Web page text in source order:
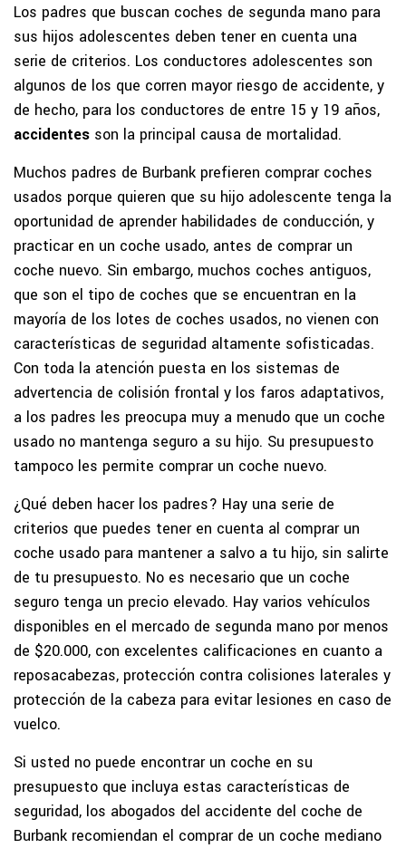
Los padres que buscan coches de segunda mano para
sus hijos adolescentes deben tener en cuenta una
serie de criterios. Los conductores adolescentes son
algunos de los que corren mayor riesgo de accidente, y
de hecho, para los conductores de entre 15 y 19 años,
accidentes son la principal causa de mortalidad.
Muchos padres de Burbank prefieren comprar coches
usados porque quieren que su hijo adolescente tenga la
oportunidad de aprender habilidades de conducción, y
practicar en un coche usado, antes de comprar un
coche nuevo. Sin embargo, muchos coches antiguos,
que son el tipo de coches que se encuentran en la
mayoría de los lotes de coches usados, no vienen con
características de seguridad altamente sofisticadas.
Con toda la atención puesta en los sistemas de
advertencia de colisión frontal y los faros adaptativos,
a los padres les preocupa muy a menudo que un coche
usado no mantenga seguro a su hijo. Su presupuesto
tampoco les permite comprar un coche nuevo.
¿Qué deben hacer los padres? Hay una serie de
criterios que puedes tener en cuenta al comprar un
coche usado para mantener a salvo a tu hijo, sin salirte
de tu presupuesto. No es necesario que un coche
seguro tenga un precio elevado. Hay varios vehículos
disponibles en el mercado de segunda mano por menos
de $20.000, con excelentes calificaciones en cuanto a
reposacabezas, protección contra colisiones laterales y
protección de la cabeza para evitar lesiones en caso de
vuelco.
Si usted no puede encontrar un coche en su
presupuesto que incluya estas características de
seguridad, los abogados del accidente del coche de
Burbank recomiendan el comprar de un coche mediano